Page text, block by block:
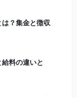
は？集金と徴収
給料の違いと